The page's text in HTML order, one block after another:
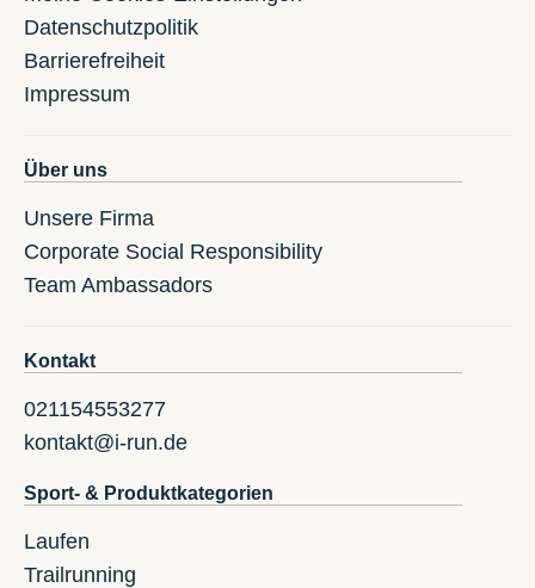
Datenschutzpolitik
Barrierefreiheit
Impressum
Über uns
Unsere Firma
Corporate Social Responsibility
Team Ambassadors
Kontakt
021154553277
kontakt@i-run.de
Sport- & Produktkategorien
Laufen
Trailrunning